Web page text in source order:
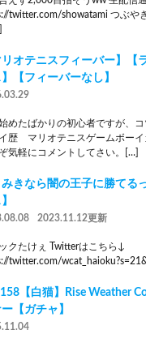
twitter.com/showatami つぶや
リオテニスフィーバー】【
【フィーバーなし】
めたばかりの初心者ですが、コ
歴 マリオテニスゲームボーイ
気軽にコメントしてさい。[…]
きなら闇の王子に勝てる
2023.11.12更新
クたけぇ Twitterはこちら↓
twitter.com/
【白猫】Rise Weather
【ガチャ】